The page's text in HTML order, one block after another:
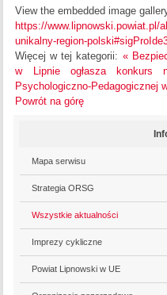
View the embedded image
https://www.lipnowski.powiat.pl/
unikalny-region-
Więcej w tej kategorii: «
w Lipnie ogłasza konkurs
Psychologiczno-Pedagogicznej
Powrót na górę
Mapa serwisu
Strategia ORSG
Wszystkie aktualności
Imprezy cykliczne
Powiat Lipnowski w UE